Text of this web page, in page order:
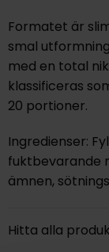
Formatet är
smal
med en total
klassificeras
20 portioner.
Ingredienser:
fuktbevarande
ämnen,
Hitta alla